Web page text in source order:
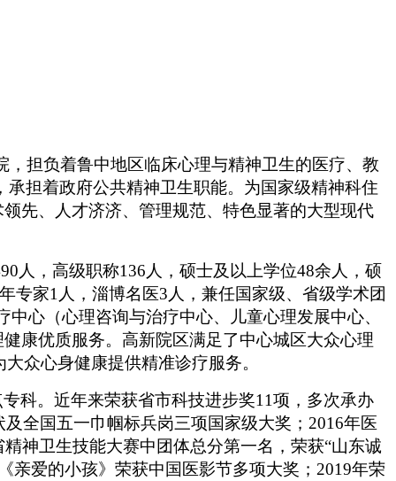
，担负着鲁中地区临床心理与精神卫生的医疗、教
担着政府公共精神卫生职能。为国家级精神科住
先、人才济济、管理规范、特色显著的大型现代
人，高级职称136人，硕士及以上学位48余人，硕
专家1人，淄博名医3人，兼任国家级、省级学术团
心（心理咨询与治疗中心、儿童心理发展中心、
康优质服务。高新院区满足了中心城区大众心理
众心身健康提供精准诊疗服务。
科。近年来荣获省市科技进步奖11项，多次承办
全国五一巾帼标兵岗三项国家级大奖；2016年医
神卫生技能大赛中团体总分第一名，荣获“山东诚
亲爱的小孩》荣获中国医影节多项大奖；2019年荣